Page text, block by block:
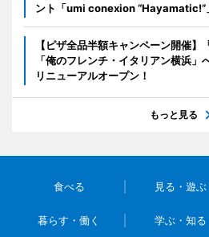
ント「umi conexion “Hayamatic!”
【ピザ全品半額キャンペーン開催】
「俺のフレンチ・イタリアン横浜」
リニューアルオープン！
もっと見る
食べる 見る・遊ぶ
暮らす・働く 学ぶ・知る